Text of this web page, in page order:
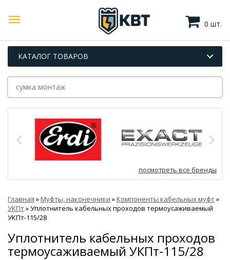
0 шт.
КАТАЛОГ ТОВАРОВ
посмотреть все бренды
Главная »Муфты, наконечники »Компоненты кабельных муфт»
УКПт»Уплотнитель кабельных проходов термоусаживаемый
УКПт-115/28
Уплотнитель кабельных проходов
термоусаживаемый УКПт-115/28